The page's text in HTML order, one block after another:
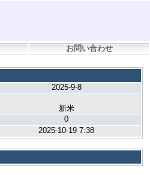
お問い合わせ
2025-9-8
新米
0
2025-10-19 7:38